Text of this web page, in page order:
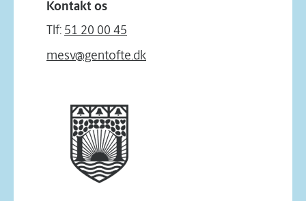
Kontakt os
Tlf: 51 20 00 45
mesv@gentofte.dk